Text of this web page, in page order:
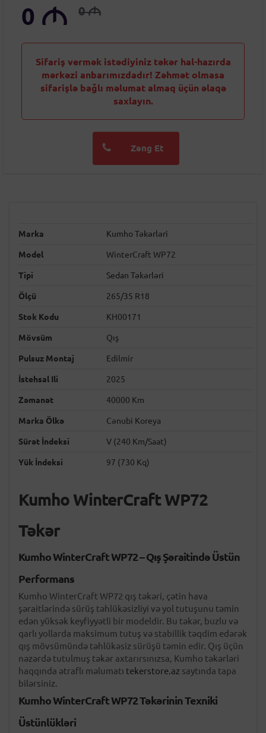
0 M 0M
Sifariş vermək istədiyiniz təkər hal-hazırda
mərkəzi anbarımızdadır! Zəhmət olmasa
sifarişlə bağlı məlumat almaq üçün əlaqə
saxlayın.
Zəng Et
Marka Kumho Təkərləri
Model WinterCraft WP72
Tipi Sedan Təkərləri
Ölçü 265/35 R18
Stok Kodu KH00171
Mövsüm Qış
Pulsuz Montaj Edilmir
İstehsal Ili 2025
Zəmanət 40000 Km
Marka Ölkə Cənubi Koreya
Sürət İndeksi V (240 Km/saat)
Yük İndeksi 97 (730 Kq)
Kumho WinterCraft WP72
Təkər
Kumho WinterCraft WP72 – Qış Şəraitində Üstün
Performans
Kumho WinterCraft WP72 qış təkəri, çətin hava
şəraitlərində sürüş təhlükəsizliyi və yol tutuşunu təmin
edən yüksək keyfiyyətli bir modeldir. Bu təkər, buzlu və
qarlı yollarda maksimum tutuş və stabillik təqdim edərək
qış mövsümündə təhlükəsiz sürüşü təmin edir. Qış üçün
nəzərdə tutulmuş təkər axtarırsınızsa, Kumho təkərləri
haqqında ətraflı məlumatı tekerstore.az saytında tapa
bilərsiniz.
Kumho WinterCraft WP72 Təkərinin Texniki
Üstünlükləri